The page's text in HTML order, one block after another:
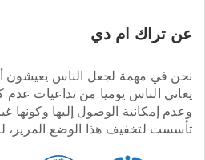
عن تراك ام دي
نحن في مهمة لجعل الناس يعيشون
يعاني الناس يوميا من تداعيات عدم
وعدم إمكانية الوصول إليها وكونها
تأسست لتخفيف هذا الوضع المرير،